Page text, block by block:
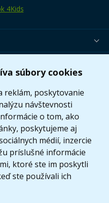
súbory cookies
reklám, poskytovanie
návštevnosti
o tom, ako
poskytujeme aj
médií, inzercie
príslušné informácie
ktoré ste im poskytli
ste používali ich
4Kids